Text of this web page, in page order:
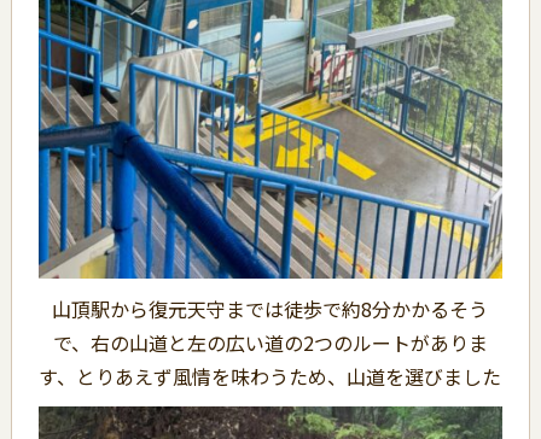
山頂駅から復元天守までは徒歩で約8分かかるそう
で、右の山道と左の広い道の2つのルートがありま
す、とりあえず風情を味わうため、山道を選びました